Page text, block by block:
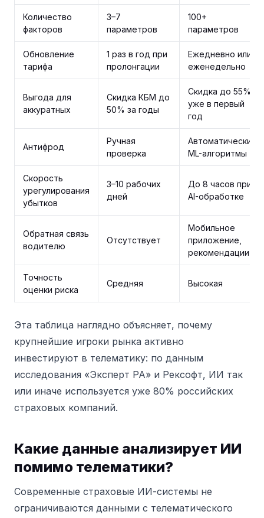
Количество
факторов
3–7
параметров
100+
параметров
Обновление
тарифа
1 раз в год при
пролонгации
Ежедневно или
еженедельно
Выгода для
аккуратных
Скидка КБМ до
50% за годы
Скидка до 55%
уже в первый
год
Антифрод
Ручная
проверка
Автоматические
ML-алгоритмы
Скорость
урегулирования
убытков
3–10 рабочих
дней
До 8 часов при
AI-обработке
Обратная связь
водителю
Отсутствует
Мобильное
приложение,
рекомендации
Точность
оценки риска
Средняя Высокая
Эта таблица наглядно объясняет, почему
крупнейшие игроки рынка активно
инвестируют в телематику: по данным
исследования «Эксперт РА» и Рексофт, ИИ так
или иначе используется уже 80% российских
страховых компаний.
Какие данные анализирует ИИ
помимо телематики?
Современные страховые ИИ-системы не
ограничиваются данными с телематического